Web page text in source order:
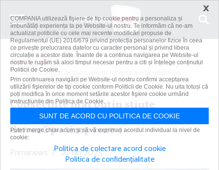
Acasă
Auto
Consecinţe mai puţin ştiute referitoare la utilizarea
anvelopelor de vară...
Consecinţe mai puţin ştiute
referitoare la utilizarea anvelopelor
de vară pe timp rece
Primanews | 22 ian 2025
×
COMPANIA utilizează fişiere de tip cookie pentru a personaliza și
îmbunătăți experiența ta pe Website-ul nostru. Te informăm că ne-am
actualizat politicile cu cele mai recente modificări propuse de
Regulamentul (UE) 2016/679 privind protecția persoanelor fizice în ceea
ce privește prelucrarea datelor cu caracter personal și privind libera
circulație a acestor date. Înainte de a continua navigarea pe Website-ul
nostru te rugăm să aloci timpul necesar pentru a citi și înțelege conținutul
Politicii de Cookie.
Prin continuarea navigării pe Website-ul nostru confirmi acceptarea
utilizării fişierelor de tip cookie conform Politicii de Cookie. Nu uita totuși că
poți modifica în orice moment setările acestor fişiere cookie urmând
instrucțiunile din Politica de Cookie.
SUNT DE ACORD CU POLITICA DE COOKIE
Puteți merge chiar acum și să vă exprimați acordul individual la nivel de
cookie:
Politica de colectare acord cookie
Politica de confidențialitate